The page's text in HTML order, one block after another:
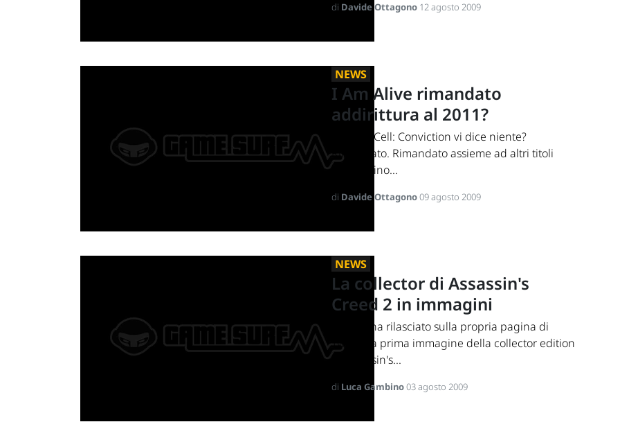
di Davide Ottagono 12 agosto 2009
NEWS
I Am Alive rimandato
addirittura al 2011?
Splinter Cell: Conviction vi dice niente?
Rimandato. Rimandato assieme ad altri titoli
Ubisoft fino...
di Davide Ottagono09 agosto 2009
NEWS
La collector di Assassin's
Creed 2 in immagini
Ubisoft ha rilasciato sulla propria pagina di
Twitter la prima immagine della collector edition
di Assassin's...
di Luca Gambino03 agosto 2009